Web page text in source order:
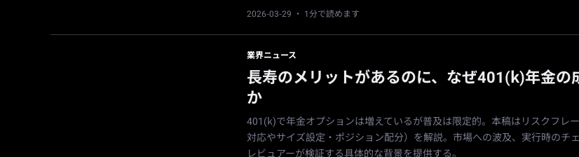
2026-03-29 · 1分で読めます
業界ニュース
長寿のメリットがあるのに、なぜ401(k)年金の
か
401(k)で年金オプションは増えているが普及は限定的。本稿はリスクフレ
対応やサイズ設定・ポジション配分）を解説。市場への波及、実行時のチェ
レビュアーが検証する具体的な背景を提供する。